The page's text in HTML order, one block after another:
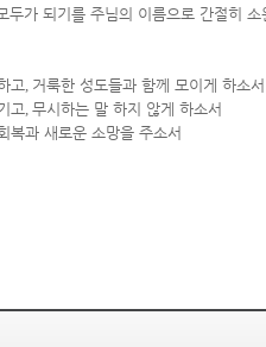
두가 되기를 주님의 이름으로 간절히 소
고, 거룩한 성도들과 함께 모이게 하소서
고, 무시하는 말 하지 않게 하소서
복과 새로운 소망을 주소서